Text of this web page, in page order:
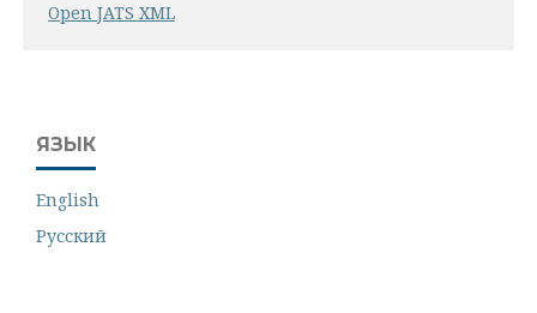
Open JATS XML
ЯЗЫК
English
Русский